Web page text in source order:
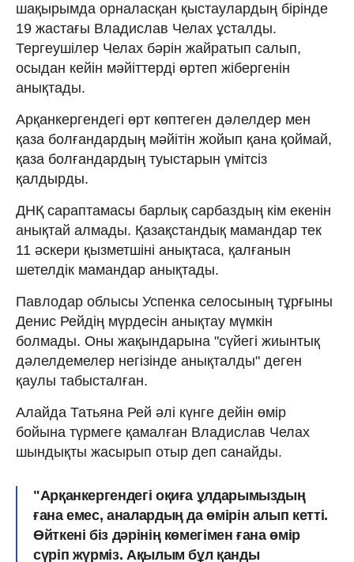
шақырымда орналасқан қыстаулардың бірінде
19 жастағы Владислав Челах ұсталды.
Тергеушілер Челах бәрін жайратып салып,
осыдан кейін мәйіттерді өртеп жібергенін
анықтады.
Арқанкергендегі өрт көптеген дәлелдер мен
қаза болғандардың мәйітін жойып қана қоймай,
қаза болғандардың туыстарын үмітсіз
қалдырды.
ДНҚ сараптамасы барлық сарбаздың кім екенін
анықтай алмады. Қазақстандық мамандар тек
11 әскери қызметшіні анықтаса, қалғанын
шетелдік мамандар анықтады.
Павлодар облысы Успенка селосының тұрғыны
Денис Рейдің мүрдесін анықтау мүмкін
болмады. Оны жақындарына "сүйегі жиынтық
дәлелдемелер негізінде анықталды" деген
қаулы табысталған.
Алайда Татьяна Рей әлі күнге дейін өмір
бойына түрмеге қамалған Владислав Челах
шындықты жасырып отыр деп санайды.
"Арқанкергендегі оқиға ұлдарымыздың
ғана емес, аналардың да өмірін алып кетті.
Өйткені біз дәрінің көмегімен ғана өмір
сүріп жүрміз. Ақылым бұл қанды